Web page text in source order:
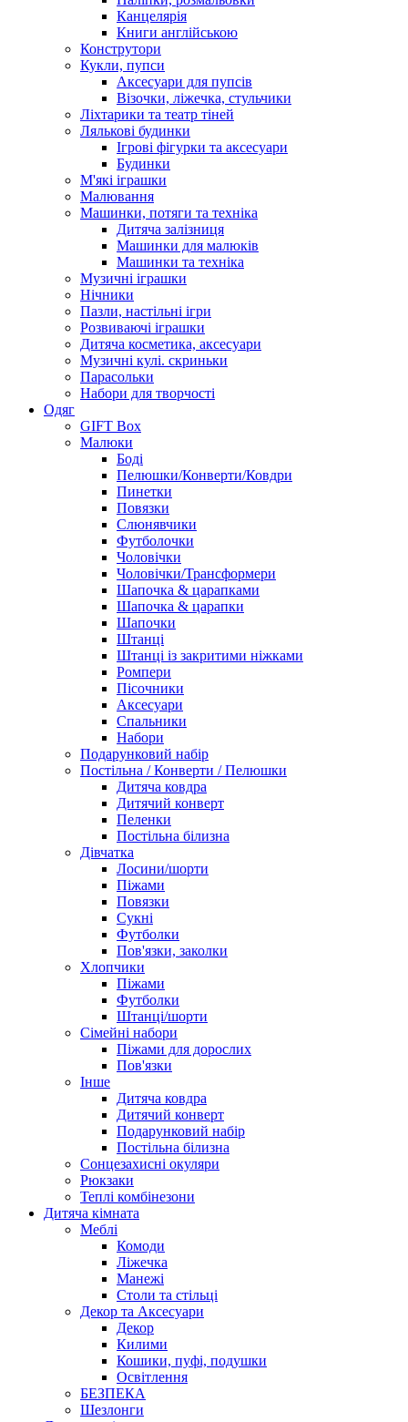
Канцелярія
Книги англійською
Конструтори
Кукли, пупси
Аксесуари для пупсів
Візочки, ліжечка, стульчики
Ліхтарики та театр тіней
Лялькові будинки
Ігрові фігурки та аксесуари
Будинки
М'які іграшки
Малювання
Машинки, потяги та техніка
Дитяча залізниця
Машинки для малюків
Машинки та техніка
Музичні іграшки
Нічники
Пазли, настільні ігри
Розвиваючі іграшки
Дитяча косметика, аксесуари
Музичні кулі. скриньки
Парасольки
Набори для творчості
Одяг
GIFT Box
Малюки
Боді
Пелюшки/Конверти/Ковдри
Пинетки
Повязки
Слюнявчики
Футболочки
Чоловічки
Чоловічки/Трансформери
Шапочка & царапками
Шапочка & царапки
Шапочки
Штанці
Штанці із закритими ніжками
Ромпери
Пісочники
Аксесуари
Спальники
Набори
Подарунковий набір
Постільна / Конверти / Пелюшки
Дитяча ковдра
Дитячий конверт
Пеленки
Постільна білизна
Дівчатка
Лосини/шорти
Піжами
Повязки
Сукні
Футболки
Пов'язки, заколки
Хлопчики
Піжами
Футболки
Штанці/шорти
Сімейні набори
Піжами для дорослих
Пов'язки
Інше
Дитяча ковдра
Дитячий конверт
Подарунковий набір
Постільна білизна
Сонцезахисні окуляри
Рюкзаки
Теплі комбінезони
Дитяча кімната
Меблі
Комоди
Ліжечка
Манежі
Столи та стільці
Декор та Аксесуари
Декор
Килими
Кошики, пуфі, подушки
Освітлення
БЕЗПЕКА
Шезлонги